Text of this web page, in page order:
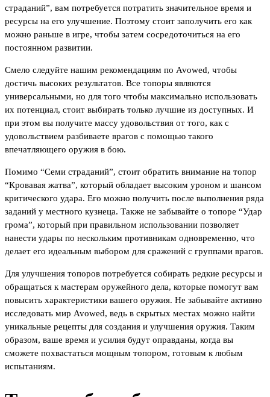
страданий”, вам потребуется потратить значительное время и
ресурсы на его улучшение. Поэтому стоит заполучить его как
можно раньше в игре, чтобы затем сосредоточиться на его
постоянном развитии.
Смело следуйте нашим рекомендациям по Avowed, чтобы
достичь высоких результатов. Все топоры являются
универсальными, но для того чтобы максимально использовать
их потенциал, стоит выбирать только лучшие из доступных. И
при этом вы получите массу удовольствия от того, как с
удовольствием разбиваете врагов с помощью такого
впечатляющего оружия в бою.
Помимо “Семи страданий”, стоит обратить внимание на топор
“Кровавая жатва”, который обладает высоким уроном и шансом
критического удара. Его можно получить после выполнения ряда
заданий у местного кузнеца. Также не забывайте о топоре “Удар
грома”, который при правильном использовании позволяет
нанести удары по нескольким противникам одновременно, что
делает его идеальным выбором для сражений с группами врагов.
Для улучшения топоров потребуется собирать редкие ресурсы и
обращаться к мастерам оружейного дела, которые помогут вам
повысить характеристики вашего оружия. Не забывайте активно
исследовать мир Avowed, ведь в скрытых местах можно найти
уникальные рецепты для создания и улучшения оружия. Таким
образом, ваше время и усилия будут оправданы, когда вы
сможете похвастаться мощным топором, готовым к любым
испытаниям.